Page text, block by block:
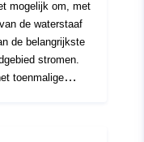
mogelijk om, met
de waterstaaf
de belangrijkste
stromen.
toenmalige
uitgebreid